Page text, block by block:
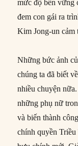
mức độ bền vững
đem con gái ra
Kim Jong-un cảm
Những bức ảnh
chúng ta đã biết
nhiều chuyện
những phụ nữ
và biến thành
chính quyền